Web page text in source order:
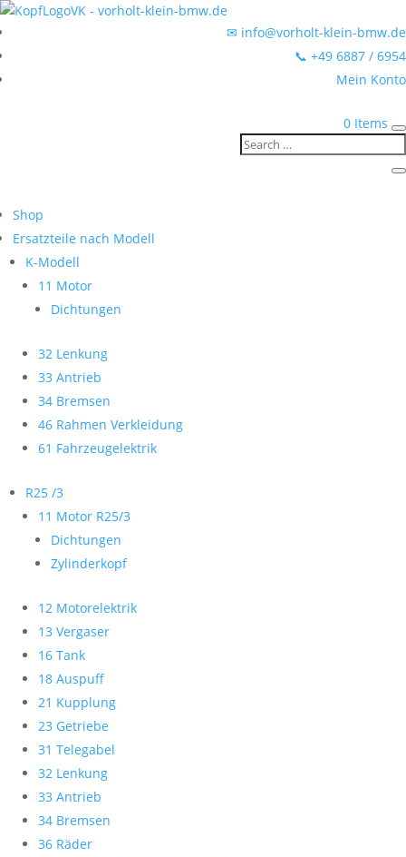
✉ info@vorholt-klein-bmw.de
📞 +49 6887 / 6954
Mein Konto
0 Items
Shop
Ersatzteile nach Modell
K-Modell
11 Motor
Dichtungen
32 Lenkung
33 Antrieb
34 Bremsen
46 Rahmen Verkleidung
61 Fahrzeugelektrik
R25 /3
11 Motor R25/3
Dichtungen
Zylinderkopf
12 Motorelektrik
13 Vergaser
16 Tank
18 Auspuff
21 Kupplung
23 Getriebe
31 Telegabel
32 Lenkung
33 Antrieb
34 Bremsen
36 Räder